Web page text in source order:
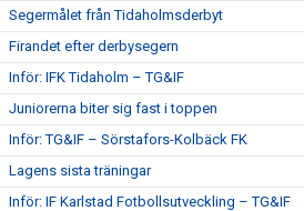
Segermålet från Tidaholmsderbyt
Firandet efter derbysegern
Inför: IFK Tidaholm – TG&IF
Juniorerna biter sig fast i toppen
Inför: TG&IF – Sörstafors-Kolbäck FK
Lagens sista träningar
Inför: IF Karlstad Fotbollsutveckling – TG&IF